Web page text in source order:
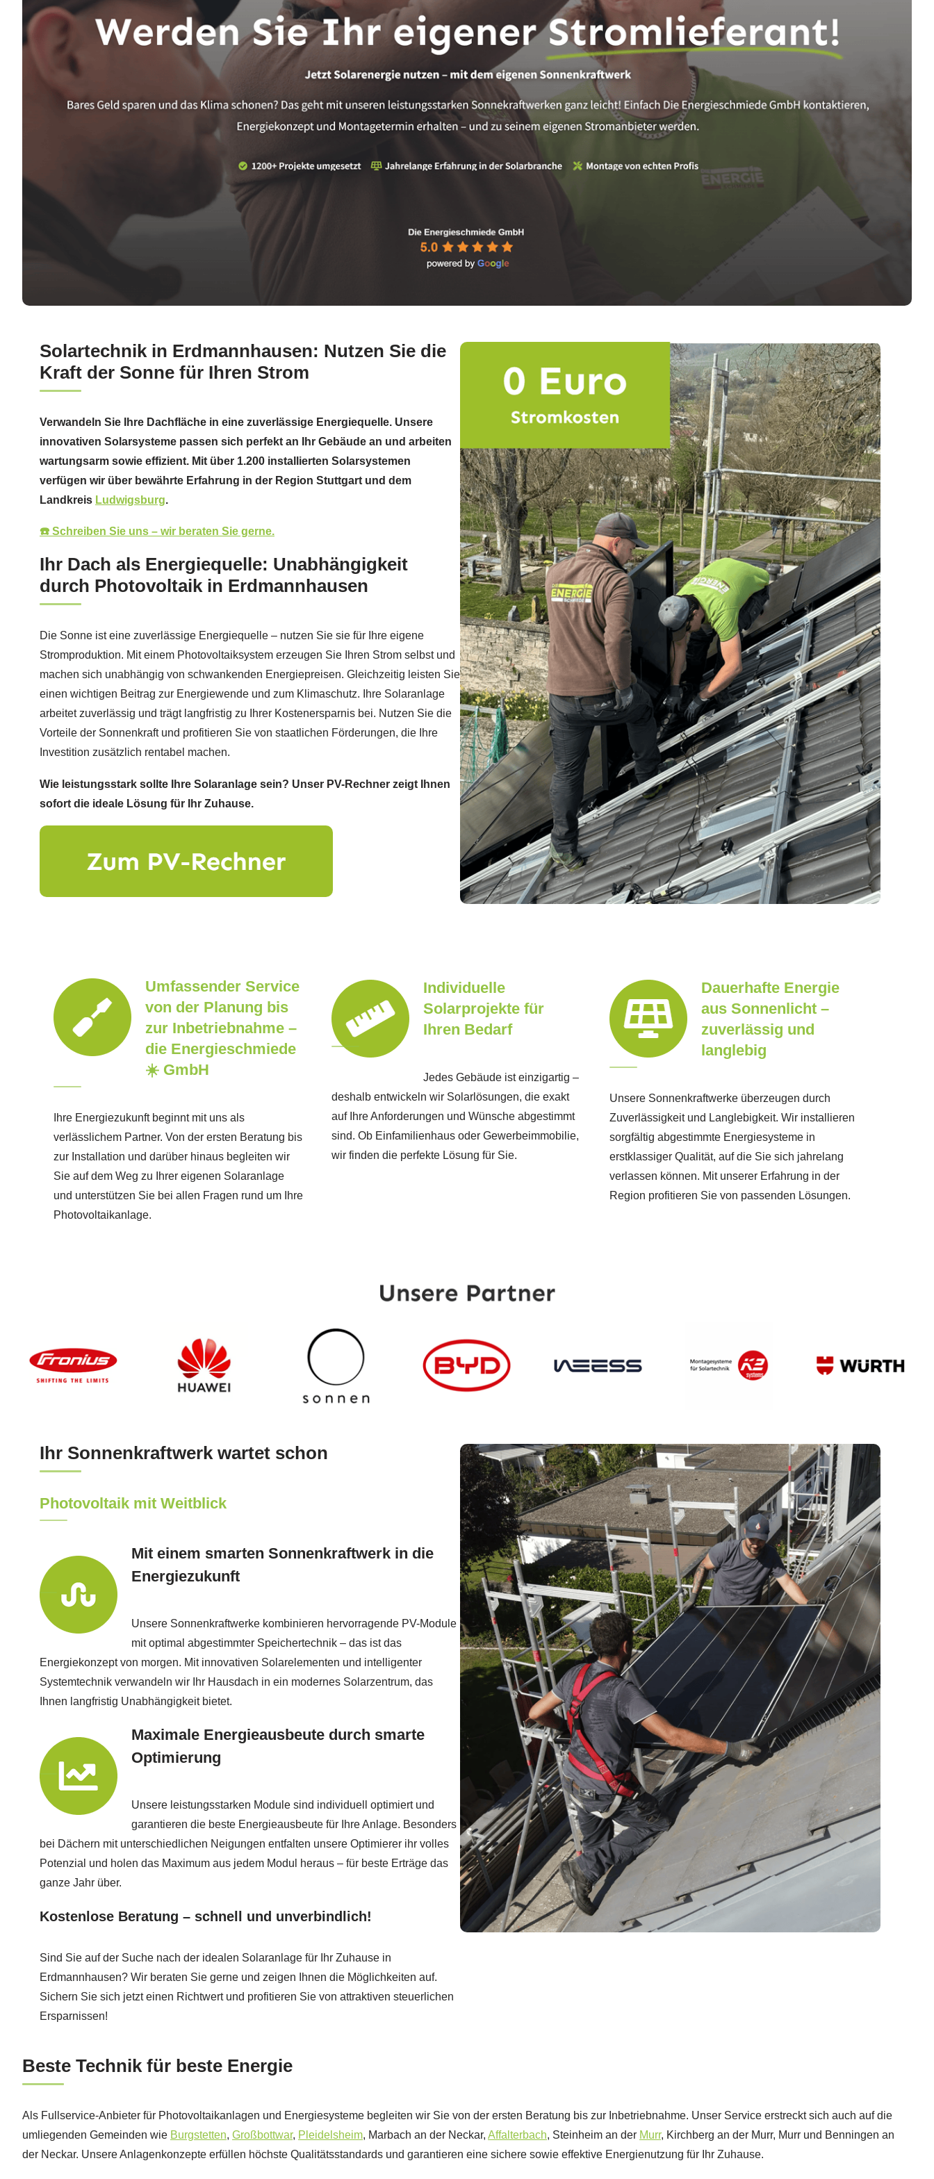
Solartechnik in Erdmannhausen: Nutzen Sie die
Kraft der Sonne für Ihren Strom
Verwandeln Sie Ihre Dachfläche in eine zuverlässige Energiequelle. Unsere
innovativen Solarsysteme passen sich perfekt an Ihr Gebäude an und arbeiten
wartungsarm sowie effizient. Mit über 1.200 installierten Solarsystemen
verfügen wir über bewährte Erfahrung in der Region Stuttgart und dem
Landkreis Ludwigsburg.
☎️ Schreiben Sie uns – wir beraten Sie gerne.
Ihr Dach als Energiequelle: Unabhängigkeit
durch Photovoltaik in Erdmannhausen
Die Sonne ist eine zuverlässige Energiequelle – nutzen Sie sie für Ihre eigene
Stromproduktion. Mit einem Photovoltaiksystem erzeugen Sie Ihren Strom selbst und
machen sich unabhängig von schwankenden Energiepreisen. Gleichzeitig leisten Sie
einen wichtigen Beitrag zur Energiewende und zum Klimaschutz. Ihre Solaranlage
arbeitet zuverlässig und trägt langfristig zu Ihrer Kostenersparnis bei. Nutzen Sie die
Vorteile der Sonnenkraft und profitieren Sie von staatlichen Förderungen, die Ihre
Investition zusätzlich rentabel machen.
Wie leistungsstark sollte Ihre Solaranlage sein? Unser PV-Rechner zeigt Ihnen
sofort die ideale Lösung für Ihr Zuhause.
Umfassender Service
von der Planung bis
zur Inbetriebnahme –
die Energieschmiede
☀️ GmbH
Ihre Energiezukunft beginnt mit uns als
verlässlichem Partner. Von der ersten Beratung bis
zur Installation und darüber hinaus begleiten wir
Sie auf dem Weg zu Ihrer eigenen Solaranlage
und unterstützen Sie bei allen Fragen rund um Ihre
Photovoltaikanlage.
Individuelle
Solarprojekte für
Ihren Bedarf
Jedes Gebäude ist einzigartig –
deshalb entwickeln wir Solarlösungen, die exakt
auf Ihre Anforderungen und Wünsche abgestimmt
sind. Ob Einfamilienhaus oder Gewerbeimmobilie,
wir finden die perfekte Lösung für Sie.
Dauerhafte Energie
aus Sonnenlicht –
zuverlässig und
langlebig
Unsere Sonnenkraftwerke überzeugen durch
Zuverlässigkeit und Langlebigkeit. Wir installieren
sorgfältig abgestimmte Energiesysteme in
erstklassiger Qualität, auf die Sie sich jahrelang
verlassen können. Mit unserer Erfahrung in der
Region profitieren Sie von passenden Lösungen.
Ihr Sonnenkraftwerk wartet schon
Photovoltaik mit Weitblick
Mit einem smarten Sonnenkraftwerk in die
Energiezukunft
Unsere Sonnenkraftwerke kombinieren hervorragende PV-Module
mit optimal abgestimmter Speichertechnik – das ist das
Energiekonzept von morgen. Mit innovativen Solarelementen und intelligenter
Systemtechnik verwandeln wir Ihr Hausdach in ein modernes Solarzentrum, das
Ihnen langfristig Unabhängigkeit bietet.
Maximale Energieausbeute durch smarte
Optimierung
Unsere leistungsstarken Module sind individuell optimiert und
garantieren die beste Energieausbeute für Ihre Anlage. Besonders
bei Dächern mit unterschiedlichen Neigungen entfalten unsere Optimierer ihr volles
Potenzial und holen das Maximum aus jedem Modul heraus – für beste Erträge das
ganze Jahr über.
Kostenlose Beratung – schnell und unverbindlich!
Sind Sie auf der Suche nach der idealen Solaranlage für Ihr Zuhause in
Erdmannhausen? Wir beraten Sie gerne und zeigen Ihnen die Möglichkeiten auf.
Sichern Sie sich jetzt einen Richtwert und profitieren Sie von attraktiven steuerlichen
Ersparnissen!
Beste Technik für beste Energie
Als Fullservice-Anbieter für Photovoltaikanlagen und Energiesysteme begleiten wir Sie von der ersten Beratung bis zur Inbetriebnahme. Unser Service erstreckt sich auch auf die
umliegenden Gemeinden wie Burgstetten, Großbottwar, Pleidelsheim, Marbach an der Neckar, Affalterbach, Steinheim an der Murr, Kirchberg an der Murr, Murr und Benningen an
der Neckar. Unsere Anlagenkonzepte erfüllen höchste Qualitätsstandards und garantieren eine sichere sowie effektive Energienutzung für Ihr Zuhause.